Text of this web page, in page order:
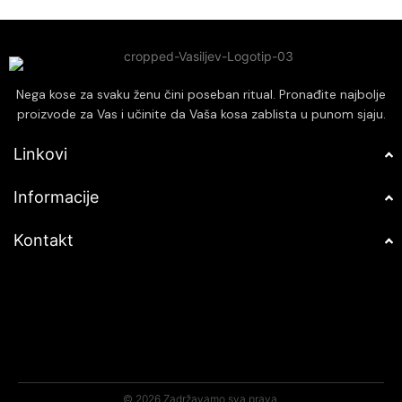
Nega kose za svaku ženu čini poseban ritual. Pronađite najbolje
proizvode za Vas i učinite da Vaša kosa zablista u punom sjaju.
Linkovi
Informacije
Kontakt
© 2026 Zadržavamo sva prava.